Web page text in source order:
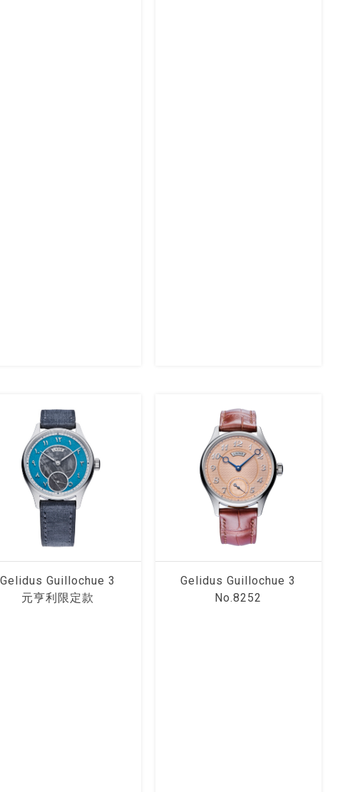
Gelidus Guillochue 3
元亨利限定款
Gelidus Guillochue 3
No.8252